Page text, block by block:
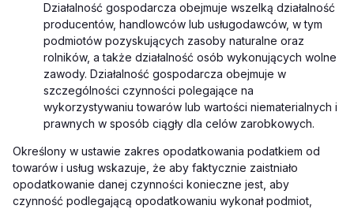
Działalność gospodarcza obejmuje wszelką działalność
producentów, handlowców lub usługodawców, w tym
podmiotów pozyskujących zasoby naturalne oraz
rolników, a także działalność osób wykonujących wolne
zawody. Działalność gospodarcza obejmuje w
szczególności czynności polegające na
wykorzystywaniu towarów lub wartości niematerialnych i
prawnych w sposób ciągły dla celów zarobkowych.
Określony w ustawie zakres opodatkowania podatkiem od
towarów i usług wskazuje, że aby faktycznie zaistniało
opodatkowanie danej czynności konieczne jest, aby
czynność podlegającą opodatkowaniu wykonał podmiot,